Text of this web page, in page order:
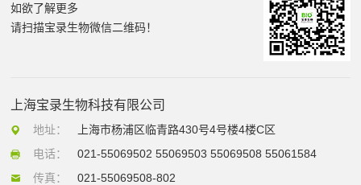
如欲了解更多
请扫描宝录生物微信二维码！
上海宝录生物科技有限公司
地址：
上海市杨浦区临青路430号4号楼4楼C区
电话：
021-55069502 55069503 55069508 55061584
传真：
021-55069508-802